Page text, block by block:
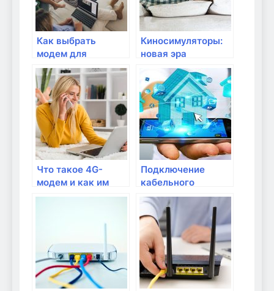
Как выбрать
модем для
использования в
домашней сети?
Киносимуляторы:
новая эра
домашнего
развлечения с
модемом
Что такое 4G-
модем и как им
пользоваться?
Подключение
кабельного
Интернета:
настройка и
подключение
модема